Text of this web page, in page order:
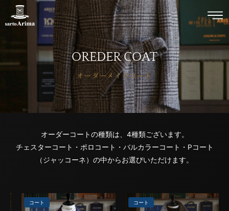
OREDER COAT
オーダーメイドコート
オーダーコートの種類は、4種類ございます。
チェスターコート・ポロコート・バルカラーコート・Pコート
（ジャッコーネ）の中からお選びいただけます。
コート コート